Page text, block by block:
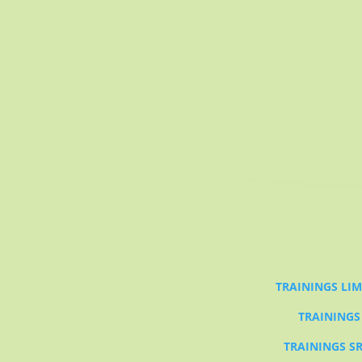
TRAININGS
TRAININGS